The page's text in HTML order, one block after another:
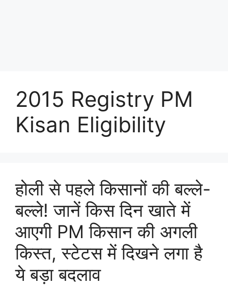
2015 Registry PM
Kisan Eligibility
होली से पहले किसानों की बल्ले-
बल्ले! जानें किस दिन खाते में
आएगी PM किसान की अगली
किस्त, स्टेटस में दिखने लगा है
ये बड़ा बदलाव